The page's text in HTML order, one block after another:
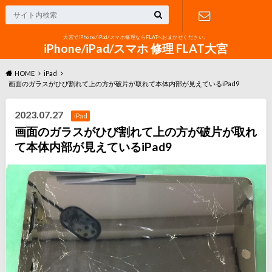
大宮でiPhone/iPad/スマホ修理ならFLATへおまかせください。
iPhone/iPad/スマホ 修理 FLAT大宮
お問い合わ
HOME
iPad
画面のガラスがひび割れて上の方が破片が取れて本体内部が見えているiPad9
2023.07.27 iPad
画面のガラスがひび割れて上の方が破片が取れ
て本体内部が見えているiPad9